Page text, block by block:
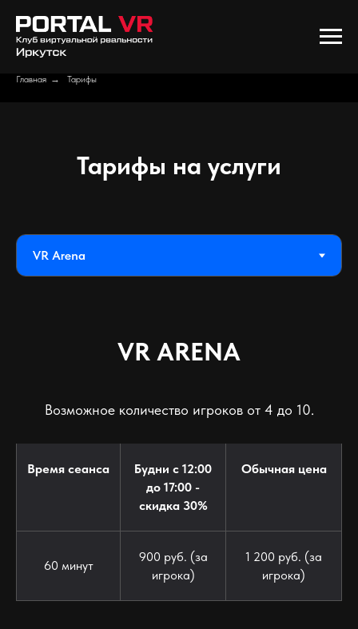
Главная → Тарифы
Тарифы на услуги
VR ARENA
Возможное количество игроков от 4 до 10.
Время сеанса
Будни с 12:00
до 17:00 -
скидка 30%
Обычная цена
60 минут
900 руб. (за
игрока)
1 200 руб. (за
игрока)